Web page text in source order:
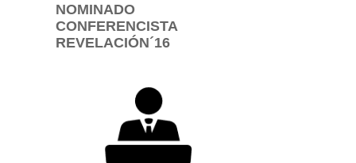
NOMINADO
CONFERENCISTA
REVELACIÓN´16